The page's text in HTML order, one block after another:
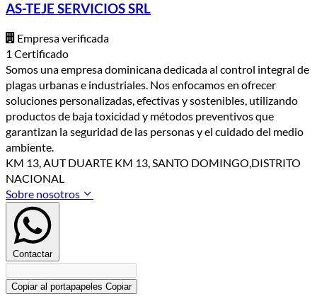
AS-TEJE SERVICIOS SRL
Empresa verificada
1 Certificado
Somos una empresa dominicana dedicada al control integral de
plagas urbanas e industriales. Nos enfocamos en ofrecer
soluciones personalizadas, efectivas y sostenibles, utilizando
productos de baja toxicidad y métodos preventivos que
garantizan la seguridad de las personas y el cuidado del medio
ambiente.
KM 13, AUT DUARTE KM 13, SANTO DOMINGO,DISTRITO
NACIONAL
Sobre nosotros
Contactar
Copiar al portapapeles Copiar